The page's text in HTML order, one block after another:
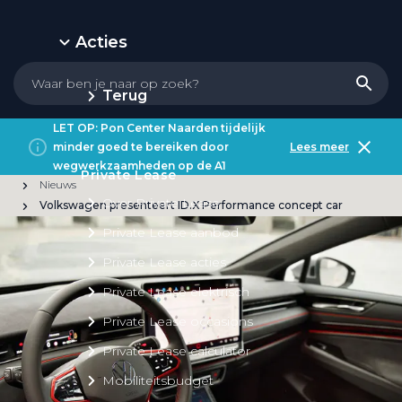
Acties
Terug
Private Lease
Over Private Lease
Private Lease aanbod
Private Lease acties
Private Lease elektrisch
Private Lease occasions
Private Lease calculator
Mobiliteitsbudget
LET OP: Pon Center Naarden tijdelijk
minder goed te bereiken door
wegwerkzaamheden op de A1
Lees meer
Nieuws
Volkswagen presenteert ID.X Performance concept car